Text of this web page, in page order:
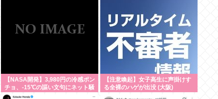
【NASA開発】3,980円の冷感ポン
チョ、-15℃の謳い文句にネット騒
然
【注意喚起】女子高生に声掛けす
る全裸のハゲが出没 (大阪)